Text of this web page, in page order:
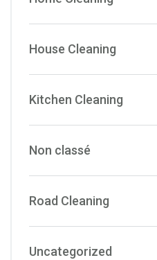
House Cleaning
Kitchen Cleaning
Non classé
Road Cleaning
Uncategorized